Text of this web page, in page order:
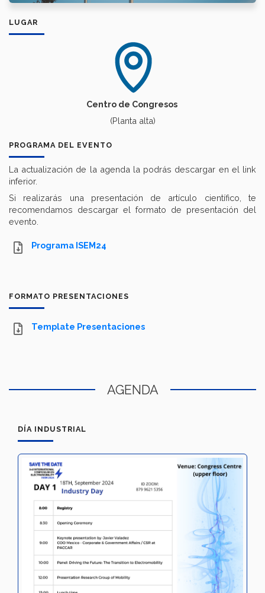
LUGAR
Centro de Congresos
(Planta alta)
PROGRAMA DEL EVENTO
La actualización de la agenda la podrás descargar en el link
inferior.
Si realizarás una presentación de artículo científico, te
recomendamos descargar el formato de presentación del
evento.
Programa ISEM24
FORMATO PRESENTACIONES
Template Presentaciones
AGENDA
DÍA INDUSTRIAL